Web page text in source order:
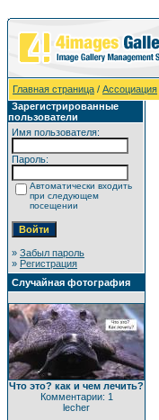
Главная страница / Ассоциация
Зарегистрированные
пользователи
Имя пользователя:
Пароль:
Автоматически входить
при следующем
посещении
» Забыл пароль
» Регистрация
Случайная фотография
Что это? как и чем лечить?
Комментарии: 1
lecher